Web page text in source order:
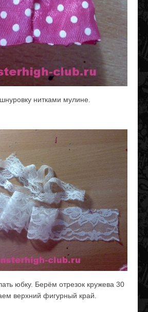
нитками мулине.
юбку. Берём отрезок кружева 30
верхний фигурный край.